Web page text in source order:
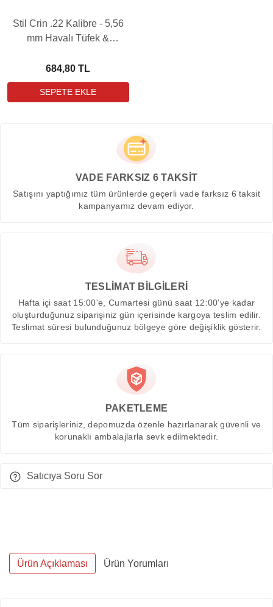
Stil Crin .22 Kalibre - 5,56
mm Havalı Tüfek &
684,80 TL
VADE FARKSIZ 6 TAKSİT
Satışını yaptığımız tüm ürünlerde geçerli vade farksız 6 taksit
kampanyamız devam ediyor.
TESLİMAT BİLGİLERİ
Hafta içi saat 15:00'e, Cumartesi günü saat 12:00'ye kadar
oluşturduğunuz siparişiniz gün içerisinde kargoya teslim edilir.
Teslimat süresi bulunduğunuz bölgeye göre değişiklik gösterir.
PAKETLEME
Tüm siparişleriniz, depomuzda özenle hazırlanarak güvenli ve
korunaklı ambalajlarla sevk edilmektedir.
Satıcıya Soru Sor
Ürün Açıklaması Ürün Yorumları